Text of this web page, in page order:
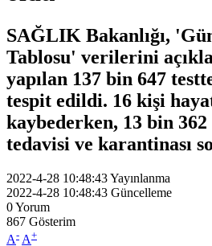
SAĞLIK Bakanlığı,
Tablosu' verilerini
yapılan 137 bin 647
tespit edildi. 16 kişi
kaybederken, 13 bin
tedavisi ve karantinası
2022-4-28 10:48:43Yayınlanma
2022-4-28 10:48:43 Güncelleme
0Yorum
867 Gösterim
A- A+